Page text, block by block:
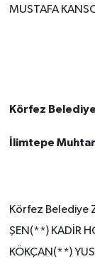
MUSTAFA
Körfez
İlimtepe
Körfez Belediye
ŞEN(**) KADİR
KÖKÇAN(**)